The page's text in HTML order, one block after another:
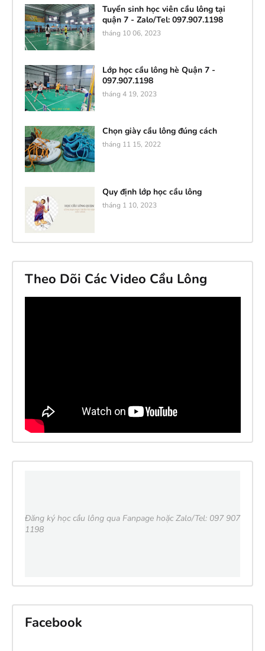
Tuyển sinh học viên cầu lông tại
quận 7 - Zalo/Tel: 097.907.1198
tháng 10 06, 2023
Lớp học cầu lông hè Quận 7 -
097.907.1198
tháng 4 19, 2023
Chọn giày cầu lông đúng cách
tháng 11 15, 2022
Quy định lớp học cầu lông
tháng 1 10, 2023
Theo Dõi Các Video Cầu Lông
Đăng ký học cầu lông qua Fanpage hoặc Zalo/Tel: 097 907
1198
Facebook